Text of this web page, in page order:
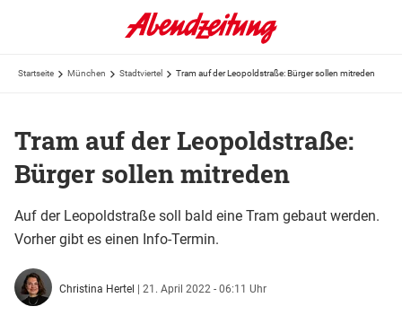
Startseite München Stadtviertel Tram auf der Leopoldstraße: Bürger sollen mitreden
Tram auf der Leopoldstraße:
Bürger sollen mitreden
Auf der Leopoldstraße soll bald eine Tram gebaut werden.
Vorher gibt es einen Info-Termin.
Christina Hertel | 21. April 2022 - 06:11 Uhr